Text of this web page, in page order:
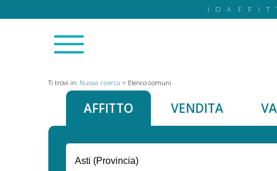
Ti trovi in: Nuova ricerca > Elenco comuni
AFFITTO VENDITA